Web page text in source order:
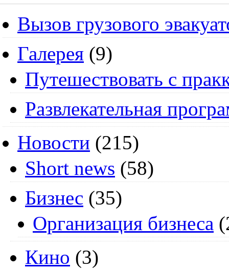
Вызов грузового
Галерея (9)
Путешествовать с
Развлекательная
Новости (215)
Short news (58)
Бизнес (35)
Организация бизнеса
Кино (3)